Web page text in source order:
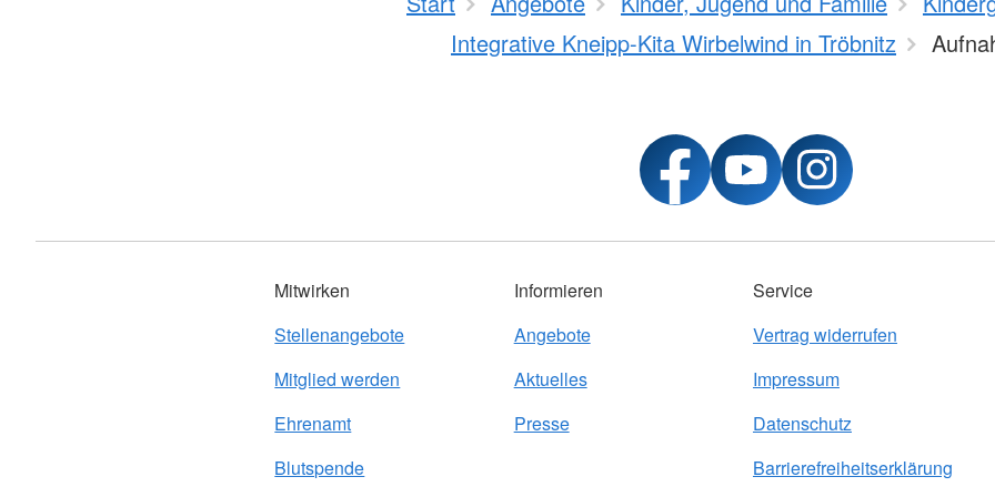
Integrative Kneipp-Kita Wirbelwind in Tröbnitz
Mitwirken
Stellenangebote
Mitglied werden
Ehrenamt
Blutspende
Informieren
Angebote
Aktuelles
Presse
Service
Vertrag widerrufen
Impressum
Datenschutz
Barrierefreiheitserklärung